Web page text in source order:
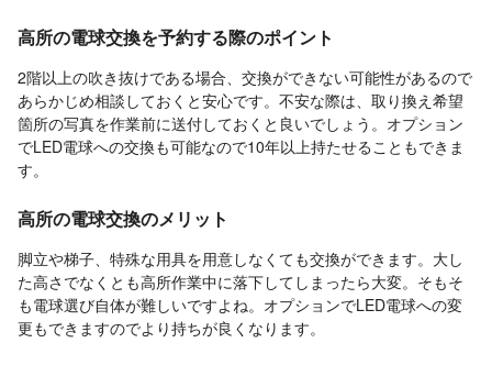
高所の電球交換を予約する際のポイント
2階以上の吹き抜けである場合、交換ができない可能性があるので
あらかじめ相談しておくと安心です。不安な際は、取り換え希望
箇所の写真を作業前に送付しておくと良いでしょう。オプション
でLED電球への交換も可能なので10年以上持たせることもできま
す。
高所の電球交換のメリット
脚立や梯子、特殊な用具を用意しなくても交換ができます。大し
た高さでなくとも高所作業中に落下してしまったら大変。そもそ
も電球選び自体が難しいですよね。オプションでLED電球への変
更もできますのでより持ちが良くなります。